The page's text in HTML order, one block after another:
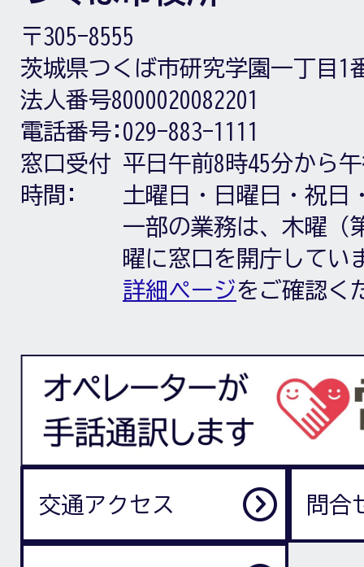
〒305-8555
茨城県つくば市研究学園一丁目1
法人番号8000020082201
電話番号: 029-883-1111
窓口受付
時間:
平日午前8時45分から
土曜日・日曜日・祝日
一部の業務は、木曜（
曜に窓口を開庁してい
詳細ページをご確認く
交通アクセス 問合